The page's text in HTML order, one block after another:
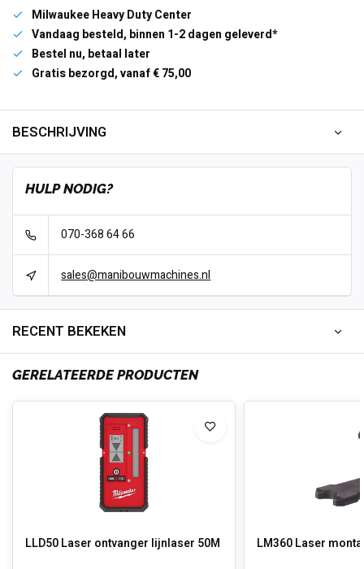
Milwaukee Heavy Duty Center
Vandaag besteld, binnen 1-2 dagen geleverd*
Bestel nu, betaal later
Gratis bezorgd, vanaf € 75,00
BESCHRIJVING
HULP NODIG?
070-368 64 66
sales@manibouwmachines.nl
RECENT BEKEKEN
GERELATEERDE PRODUCTEN
LLD50 Laser ontvanger lijnlaser 50M LM360 Laser